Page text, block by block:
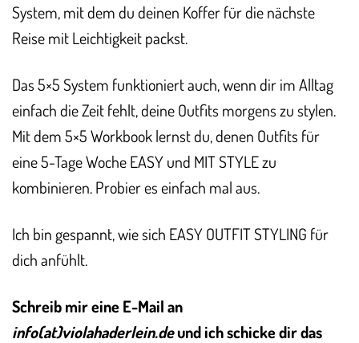
System, mit dem du deinen Koffer für die nächste
Reise mit Leichtigkeit packst.
Das 5×5 System funktioniert auch, wenn dir im Alltag
einfach die Zeit fehlt, deine Outfits morgens zu stylen.
Mit dem 5×5 Workbook lernst du, denen Outfits für
eine 5-Tage Woche EASY und MIT STYLE zu
kombinieren. Probier es einfach mal aus.
Ich bin gespannt, wie sich EASY OUTFIT STYLING für
dich anfühlt.
Schreib mir eine E-Mail an
info(at)violahaderlein.deund ich schicke dir das